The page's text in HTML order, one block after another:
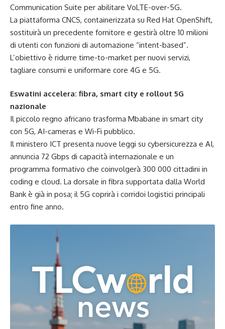
Communication Suite per abilitare VoLTE-over-5G.
La piattaforma CNCS, containerizzata su Red Hat OpenShift,
sostituirà un precedente fornitore e gestirà oltre 10 milioni
di utenti con funzioni di automazione “intent-based”.
L’obiettivo è ridurre time-to-market per nuovi servizi,
tagliare consumi e uniformare core 4G e 5G.
Eswatini accelera: fibra, smart city e rollout 5G
nazionale
Il piccolo regno africano trasforma Mbabane in smart city
con 5G, AI-cameras e Wi-Fi pubblico.
Il ministero ICT presenta nuove leggi su cybersicurezza e AI,
annuncia 72 Gbps di capacità internazionale e un
programma formativo che coinvolgerà 300 000 cittadini in
coding e cloud. La dorsale in fibra supportata dalla World
Bank è già in posa; il 5G coprirà i corridoi logistici principali
entro fine anno.